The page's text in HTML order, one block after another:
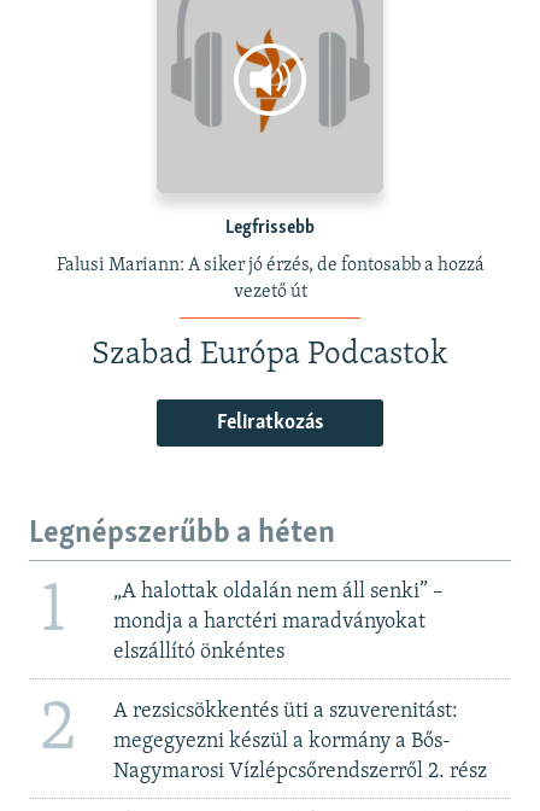
Legfrissebb
Falusi Mariann: A siker jó érzés, de fontosabb a hozzá
vezető út
Szabad Európa Podcastok
Feliratkozás
Legnépszerűbb a héten
1
„A halottak oldalán nem áll senki” –
mondja a harctéri maradványokat
elszállító önkéntes
2
A rezsicsökkentés üti a szuverenitást:
megegyezni készül a kormány a Bős-
Nagymarosi Vízlépcsőrendszerről 2. rész